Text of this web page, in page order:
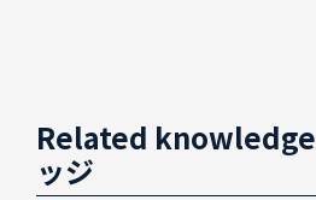
Related knowledge
ッジ